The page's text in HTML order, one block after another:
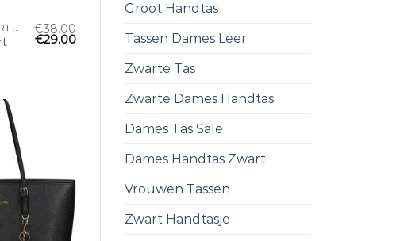
Groot Handtas
Tassen Dames Leer
Zwarte Tas
Zwarte Dames Handtas
Dames Tas Sale
Dames Handtas Zwart
Vrouwen Tassen
Zwart Handtasje
€38.00
€29.00